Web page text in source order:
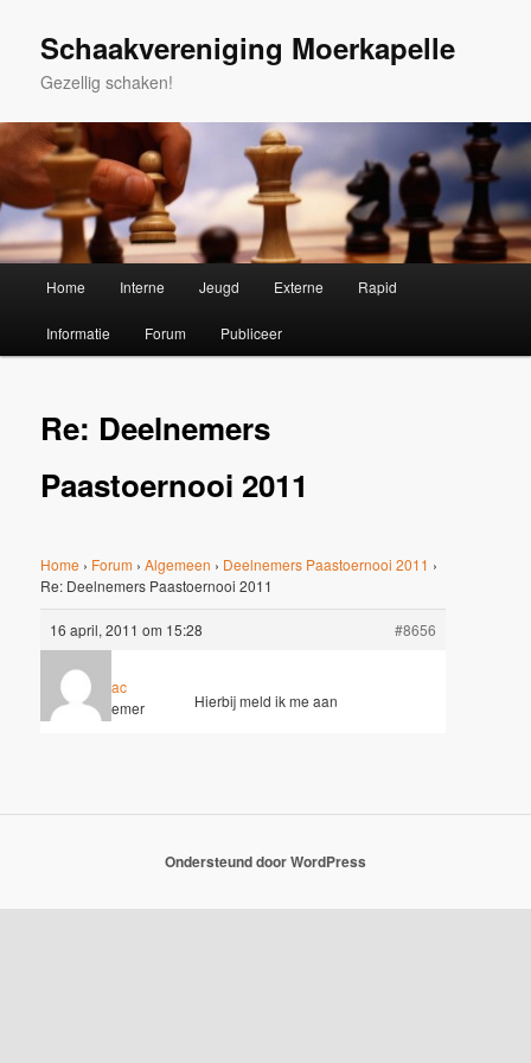
primaire
Schaakvereniging Moerkapelle
Gezellig schaken!
Home Interne Jeugd Externe Rapid
Informatie Forum Publiceer
Re: Deelnemers
Paastoernooi 2011
Home › Forum › Algemeen › Deelnemers Paastoernooi 2011 ›
Re: Deelnemers Paastoernooi 2011
16 april, 2011 om 15:28 #8656
dickbac
Deelnemer
Hierbij meld ik me aan
Ondersteund door WordPress